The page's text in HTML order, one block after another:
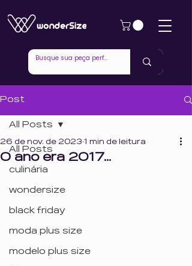
Post
All Posts
culinária
wondersize
black friday
moda plus size
modelo plus size
All Posts
O ano era 2017...
26 de nov. de 2023 1 min de leitura